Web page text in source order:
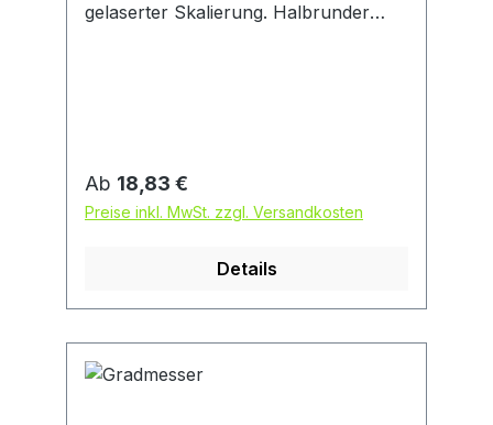
gelaserter Skalierung. Halbrunder
Regulärer Preis:
Ab 18,83 €
Preise inkl. MwSt. zzgl. Versandkosten
Details